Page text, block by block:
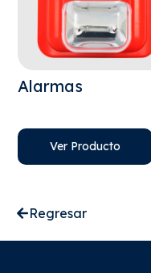
Alarmas
Ver Producto
Regresar